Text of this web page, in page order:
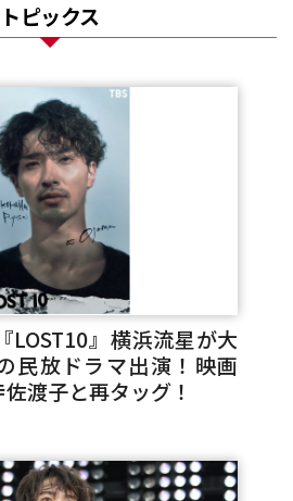
トピックス
LOST10』横浜流星が大
民放ドラマ出演！映画
佐渡子と再タッグ！